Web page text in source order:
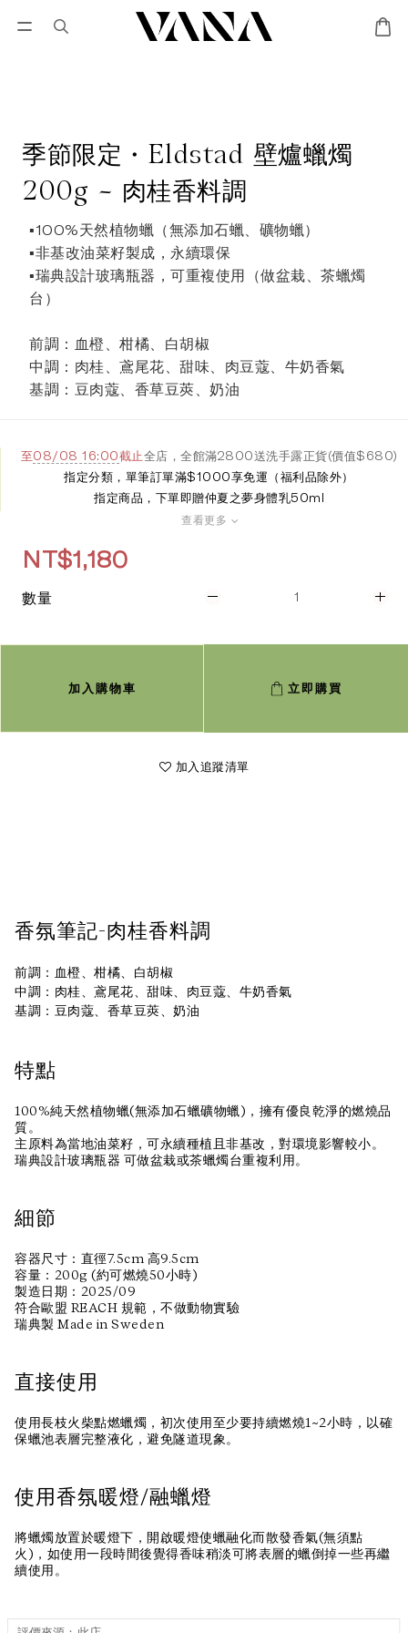
優惠專區 Lisa Larson聯名專區
會員登入
季節限定・Eldstad 壁爐蠟燭
200g - 肉桂香料調
▪️100%天然植物蠟（無添加石蠟、礦物蠟）
▪️非基改油菜籽製成，永續環保
▪️瑞典設計玻璃瓶器，可重複使用（做盆栽、茶蠟燭
台）
前調：血橙、柑橘、白胡椒
中調：肉桂、鳶尾花、甜味、肉豆蔻、牛奶香氣
基調：豆肉蔻、香草豆莢、奶油
至08/08 16:00截止全店，全館滿2800送洗手露正貨(價值$680)
指定分類，單筆訂單滿$1000享免運（福利品除外）
指定商品，下單即贈仲夏之夢身體乳50ml
查看更多
NT$1,180
數量
加入購物車 立即購買
加入追蹤清單
香氛筆記-肉桂香料調
前調：血橙、柑橘、白胡椒
中調：肉桂、鳶尾花、甜味、肉豆蔻、牛奶香氣
基調：豆肉蔻、香草豆莢、奶油
特點
100%純天然植物蠟(無添加石蠟礦物蠟)，擁有優良乾淨的燃燒品
質。
主原料為當地油菜籽，可永續種植且非基改，對環境影響較小。
瑞典設計玻璃瓶器 可做盆栽或茶蠟燭台重複利用。
細節
容器尺寸：直徑7.5cm 高9.5cm
容量：200g (約可燃燒50小時)
製造日期：2025/09
符合歐盟 REACH 規範，不做動物實驗
瑞典製 Made in Sweden
直接使用
使用長枝火柴點燃蠟燭，初次使用至少要持續燃燒1~2小時，以確
保蠟池表層完整液化，避免隧道現象。
使用香氛暖燈/融蠟燈
將蠟燭放置於暖燈下，開啟暖燈使蠟融化而散發香氣(無須點
火)，如使用一段時間後覺得香味稍淡可將表層的蠟倒掉一些再繼
續使用。